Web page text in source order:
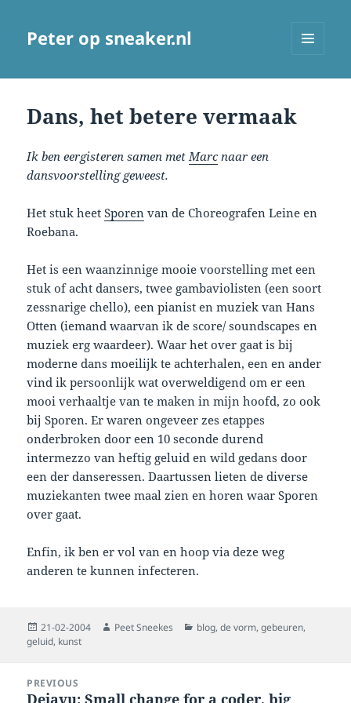
Peter op sneaker.nl
Dans, het betere vermaak
Ik ben eergisteren samen metMarcnaar een
dansvoorstelling geweest.
Het stuk heetSporen van de Choreografen Leine en
Roebana.
Het is een waanzinnige mooie voorstelling met een
stuk of acht dansers, twee gambaviolisten (een soort
zessnarige chello), een pianist en muziek van Hans
Otten (iemand waarvan ik de score/ soundscapes en
muziek erg waardeer). Waar het over gaat is bij
moderne dans moeilijk te achterhalen, een en ander
vind ik persoonlijk wat overweldigend om er een
mooi verhaaltje van te maken in mijn hoofd, zo ook
bij Sporen. Er waren ongeveer zes etappes
onderbroken door een 10 seconde durend
intermezzo van heftig geluid en wild gedans door
een der danseressen. Daartussen lieten de diverse
muziekanten twee maal zien en horen waar Sporen
over gaat.
Enfin, ik ben er vol van en hoop via deze weg
anderen te kunnen infecteren.
Posted
on
21-02-2004 Author
Peet Sneekes Categories
blog,de vorm,gebeuren,
geluid, kunst
navigation
PREVIOUS
Previous